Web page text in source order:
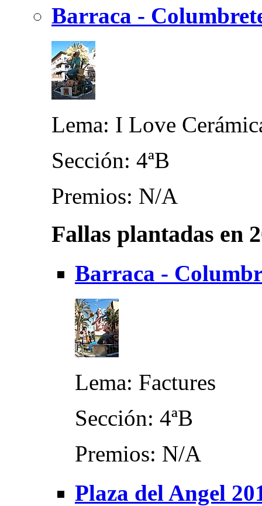
Barraca -
Lema: I Love
Sección: 4ªB
Premios: N/A
Fallas plantadas en
Barraca -
Lema: Factures
Sección: 4ªB
Premios: N/A
Plaza del Angel